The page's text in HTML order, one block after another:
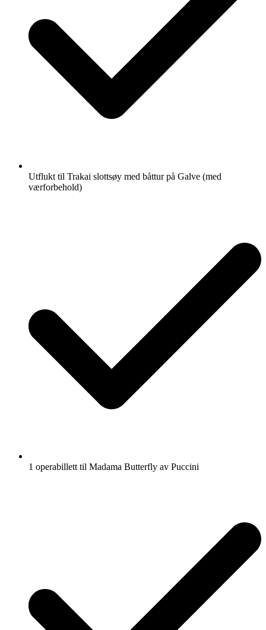
Utflukt til Trakai slottsøy med båttur på Galve (med
værforbehold)
1 operabillett til Madama Butterfly av Puccini